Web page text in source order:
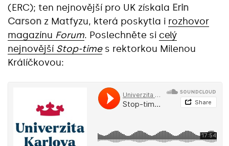
(ERC); ten nejnovější pro UK získala Erin
Carson z Matfyzu, která poskytla i rozhovor
magazínu Forum. Poslechněte si celý
nejnovější Stop-times rektorkou Milenou
Králíčkovou: